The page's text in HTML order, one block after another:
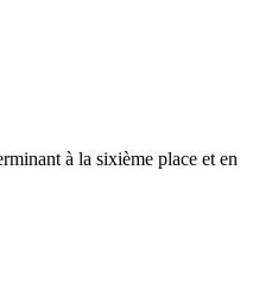
à la sixième place et en